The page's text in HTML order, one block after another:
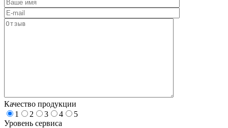
Качество продукции
1
2 3 4
5
Уровень сервиса